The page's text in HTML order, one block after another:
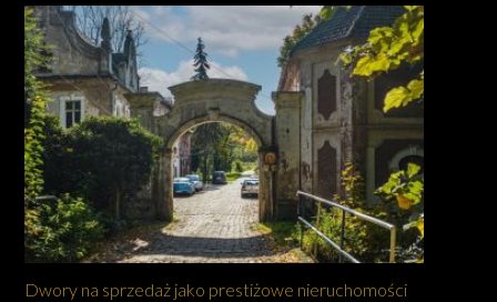
Dwory na sprzedaż jako prestiżowe nieruchomości